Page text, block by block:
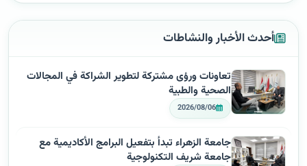
أحدث الأخبار والنشاطات
تعاونات ورؤى مشتركة لتطوير الشراكة في المجالات
الصحية والطبية
2026/08/06
جامعة الزهراء تبدأ بتفعيل البرامج الأكاديمية مع
جامعة شريف التكنولوجية